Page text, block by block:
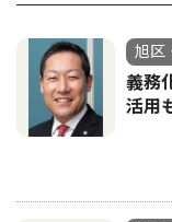
旭区
義務
活用